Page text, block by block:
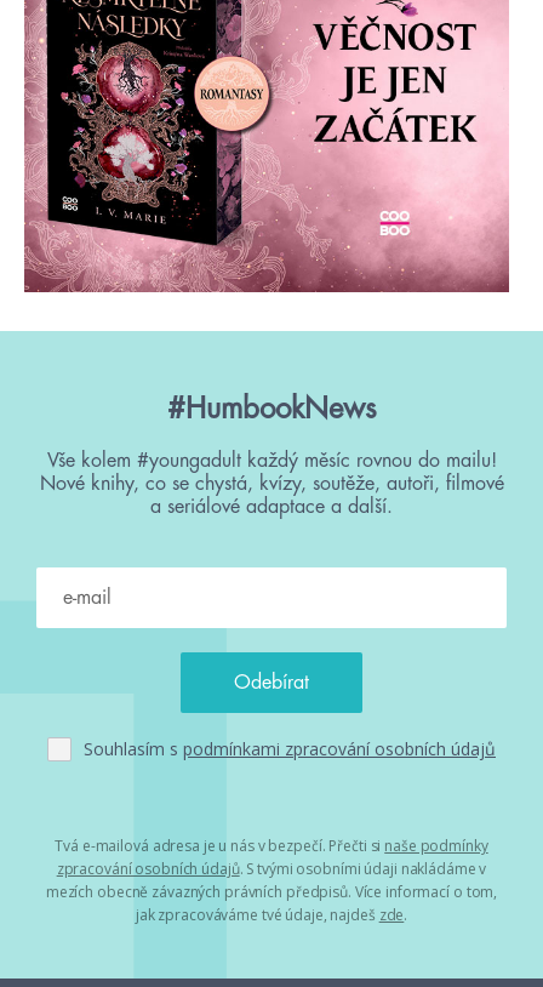
#HumbookNews
Vše kolem #youngadult každý měsíc rovnou do mailu!
Nové knihy, co se chystá, kvízy, soutěže, autoři, filmové
a seriálové adaptace a další.
Souhlasím s podmínkami zpracování osobních údajů
Tvá e-mailová adresa je u nás v bezpečí. Přečti si naše podmínky
zpracování osobních údajů. S tvými osobními údaji nakládáme v
mezích obecně závazných právních předpisů. Více informací o tom,
jak zpracováváme tvé údaje, najdeš zde.